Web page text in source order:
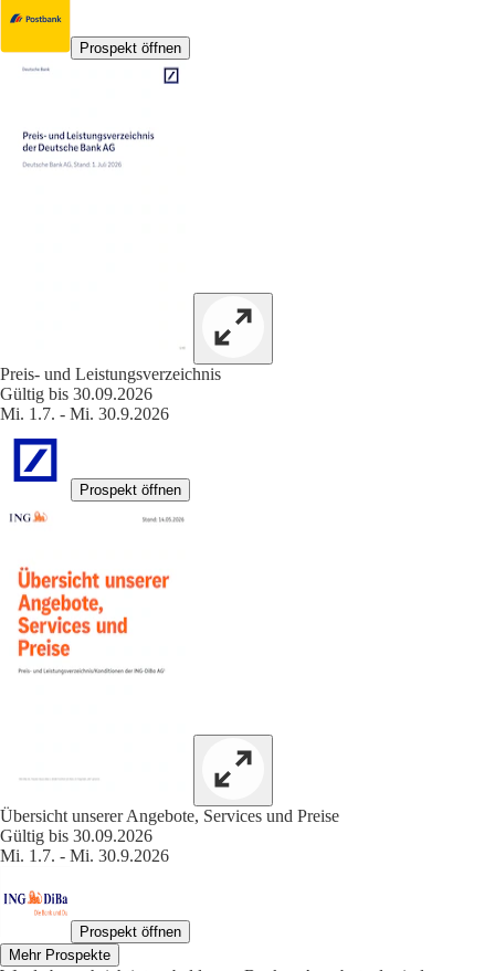
Prospekt öffnen
Preis- und Leistungsverzeichnis
Gültig bis 30.09.2026
Mi. 1.7. - Mi. 30.9.2026
Prospekt öffnen
Übersicht unserer Angebote, Services und Preise
Gültig bis 30.09.2026
Mi. 1.7. - Mi. 30.9.2026
Prospekt öffnen
Mehr Prospekte